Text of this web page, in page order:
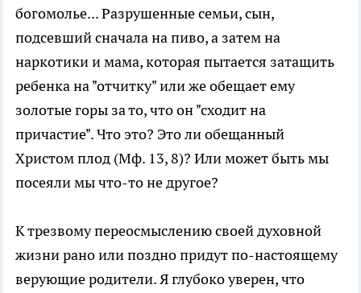
богомолье... Разрушенные семьи, сын,
подсевший сначала на пиво, а затем на
наркотики и мама, которая пытается затащить
ребенка на "отчитку" или же обещает ему
золотые горы за то, что он "сходит на
причастие". Что это? Это ли обещанный
Христом плод (Мф. 13, 8)? Или может быть мы
посеяли мы что-то не другое?
К трезвому переосмыслению своей духовной
жизни рано или поздно придут по-настоящему
верующие родители. Я глубоко уверен, что